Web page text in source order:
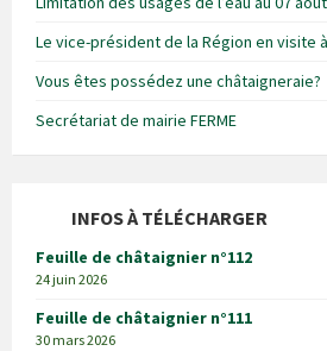
Le vice-président de la Région en visite
Vous êtes possédez une châtaigneraie?
Secrétariat de mairie FERME
INFOS À TÉLÉCHARGER
Feuille de châtaignier n°112
24 juin 2026
Feuille de châtaignier n°111
30 mars 2026